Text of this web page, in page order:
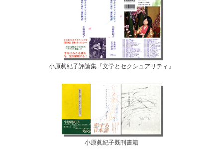
小原眞紀子評論集『文学とセクシュアリティ』
小原眞紀子既刊書籍